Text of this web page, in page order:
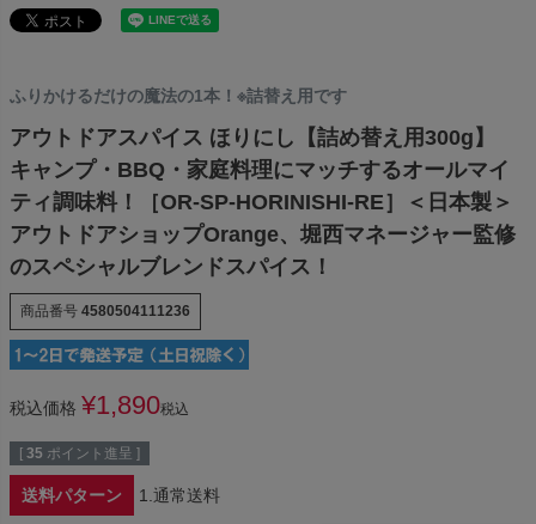
ふりかけるだけの魔法の1本！※詰替え用です
アウトドアスパイス ほりにし【詰め替え用300g】
キャンプ・BBQ・家庭料理にマッチするオールマイ
ティ調味料！［OR-SP-HORINISHI-RE］＜日本製＞
アウトドアショップOrange、堀西マネージャー監修
のスペシャルブレンドスパイス！
商品番号 4580504111236
税込価格 ¥1,890税込
[ 35 ポイント進呈 ]
送料パターン 1.通常送料